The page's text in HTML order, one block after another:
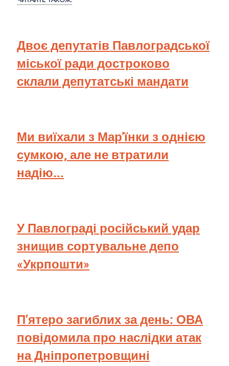
Двоє депутатів Павлоградської
міської ради достроково
склали депутатські мандати
Ми виїхали з Мар'їнки з однією
сумкою, але не втратили
надію...
У Павлограді російський удар
знищив сортувальне депо
«Укрпошти»
П’ятеро загиблих за день: ОВА
повідомила про наслідки атак
на Дніпропетровщині